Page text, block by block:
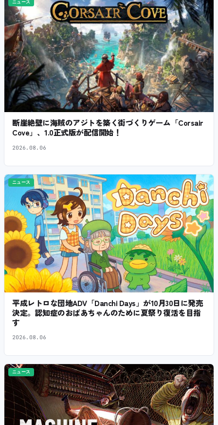
ニュース
断崖絶壁に海賊のアジトを築く街づくりゲーム「Corsair
Cove」、1.0正式版が配信開始！
2026.08.06
ニュース
平成レトロな団地ADV「Danchi Days」が10月30日に発売
決定。認知症のおばあちゃんのために夏祭り復活を目指
す
2026.08.06
ニュース